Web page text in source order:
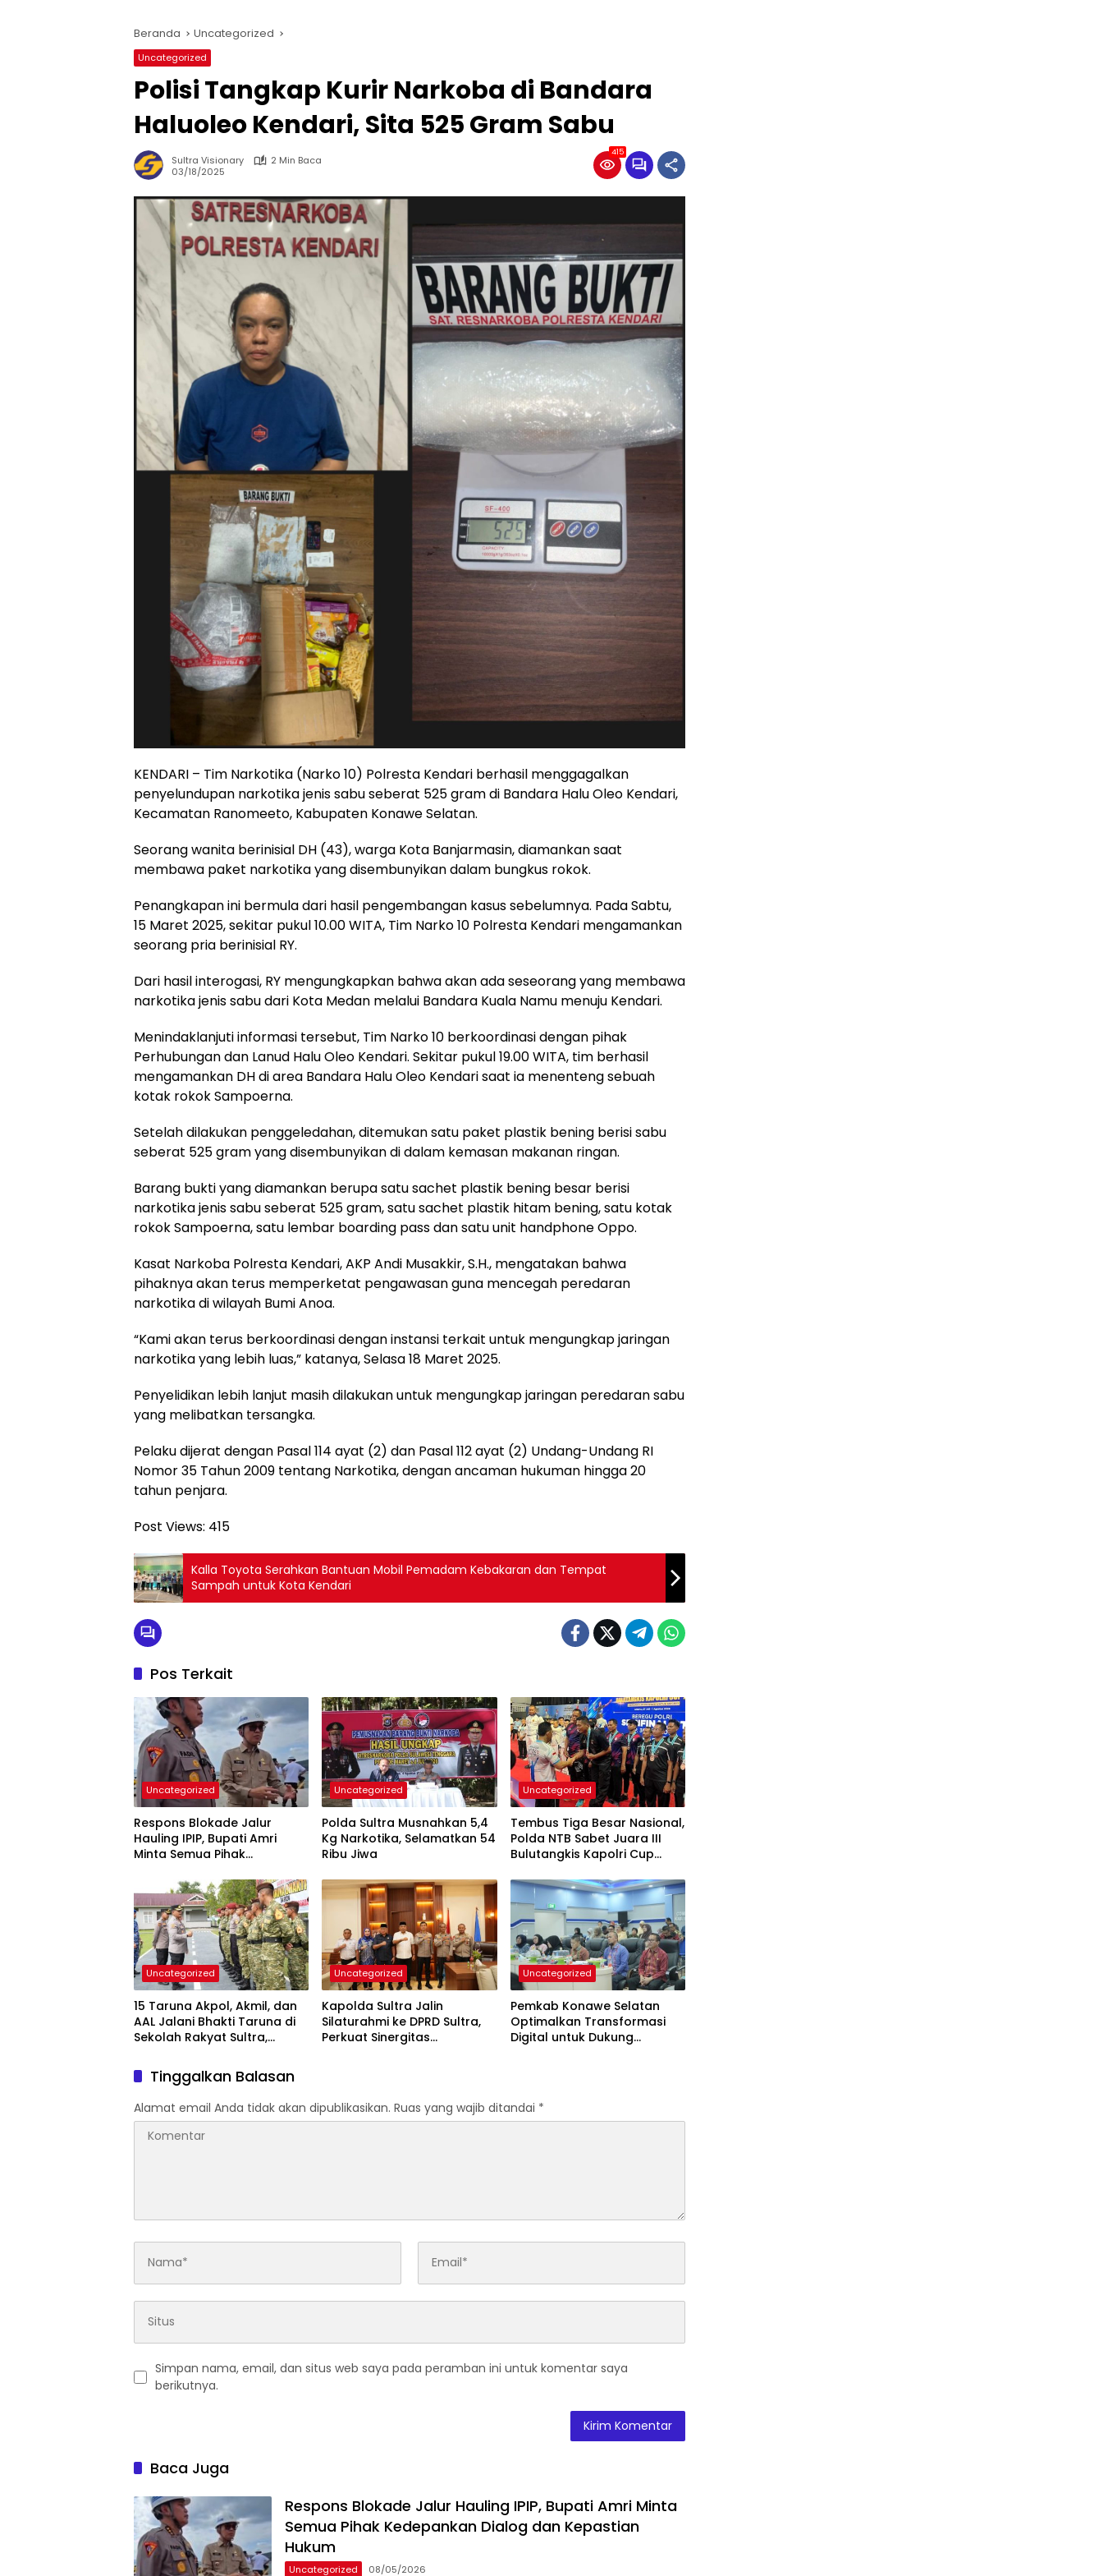
Beranda Uncategorized
Uncategorized
Polisi Tangkap Kurir Narkoba di Bandara
Haluoleo Kendari, Sita 525 Gram Sabu
Sultra Visionary
2 Min Baca
03/18/2025
415
KENDARI – Tim Narkotika (Narko 10) Polresta Kendari berhasil menggagalkan
penyelundupan narkotika jenis sabu seberat 525 gram di Bandara Halu Oleo Kendari,
Kecamatan Ranomeeto, Kabupaten Konawe Selatan.
Seorang wanita berinisial DH (43), warga Kota Banjarmasin, diamankan saat
membawa paket narkotika yang disembunyikan dalam bungkus rokok.
Penangkapan ini bermula dari hasil pengembangan kasus sebelumnya. Pada Sabtu,
15 Maret 2025, sekitar pukul 10.00 WITA, Tim Narko 10 Polresta Kendari mengamankan
seorang pria berinisial RY.
Dari hasil interogasi, RY mengungkapkan bahwa akan ada seseorang yang membawa
narkotika jenis sabu dari Kota Medan melalui Bandara Kuala Namu menuju Kendari.
Menindaklanjuti informasi tersebut, Tim Narko 10 berkoordinasi dengan pihak
Perhubungan dan Lanud Halu Oleo Kendari. Sekitar pukul 19.00 WITA, tim berhasil
mengamankan DH di area Bandara Halu Oleo Kendari saat ia menenteng sebuah
kotak rokok Sampoerna.
Setelah dilakukan penggeledahan, ditemukan satu paket plastik bening berisi sabu
seberat 525 gram yang disembunyikan di dalam kemasan makanan ringan.
Barang bukti yang diamankan berupa satu sachet plastik bening besar berisi
narkotika jenis sabu seberat 525 gram, satu sachet plastik hitam bening, satu kotak
rokok Sampoerna, satu lembar boarding pass dan satu unit handphone Oppo.
Kasat Narkoba Polresta Kendari, AKP Andi Musakkir, S.H., mengatakan bahwa
pihaknya akan terus memperketat pengawasan guna mencegah peredaran
narkotika di wilayah Bumi Anoa.
“Kami akan terus berkoordinasi dengan instansi terkait untuk mengungkap jaringan
narkotika yang lebih luas,” katanya, Selasa 18 Maret 2025.
Penyelidikan lebih lanjut masih dilakukan untuk mengungkap jaringan peredaran sabu
yang melibatkan tersangka.
Pelaku dijerat dengan Pasal 114 ayat (2) dan Pasal 112 ayat (2) Undang-Undang RI
Nomor 35 Tahun 2009 tentang Narkotika, dengan ancaman hukuman hingga 20
tahun penjara.
Post Views: 415
Kalla Toyota Serahkan Bantuan Mobil Pemadam Kebakaran dan Tempat
Sampah untuk Kota Kendari
Pos Terkait
Uncategorized
Respons Blokade Jalur
Hauling IPIP, Bupati Amri
Minta Semua Pihak
Kepastian Hukum
Uncategorized
Polda Sultra Musnahkan 5,4
Kg Narkotika, Selamatkan 54
Ribu Jiwa
Uncategorized
Tembus Tiga Besar Nasional,
Polda NTB Sabet Juara III
Bulutangkis Kapolri Cup
Uncategorized
15 Taruna Akpol, Akmil, dan
AAL Jalani Bhakti Taruna di
Sekolah Rakyat Sultra,
Nasionalisme
Uncategorized
Kapolda Sultra Jalin
Silaturahmi ke DPRD Sultra,
Perkuat Sinergitas
Uncategorized
Pemkab Konawe Selatan
Optimalkan Transformasi
Digital untuk Dukung
Tinggalkan Balasan
Alamat email Anda tidak akan dipublikasikan. Ruas yang wajib ditandai *
Simpan nama, email, dan situs web saya pada peramban ini untuk komentar saya
berikutnya.
Baca Juga
Respons Blokade Jalur Hauling IPIP, Bupati Amri Minta
Semua Pihak Kedepankan Dialog dan Kepastian
Hukum
Uncategorized 08/05/2026